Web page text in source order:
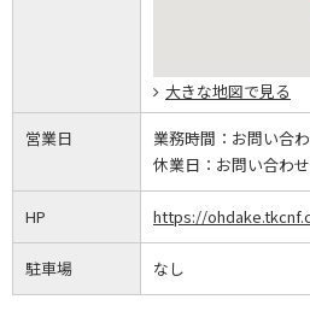
大きな地図で見る
営業日 業務時間： お問い合
休業日： お問い合わ
HP https://
駐車場 なし